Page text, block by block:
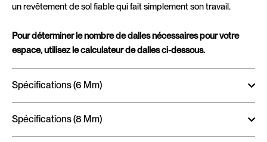
un revêtement de sol fiable qui fait simplement son travail.
Pour déterminer le nombre de dalles nécessaires pour votre
espace, utilisez le calculateur de dalles ci-dessous.
Spécifications (6 Mm)
Spécifications (8 Mm)